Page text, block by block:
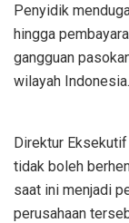
Penyidik
hingga
gangguan
wilayah Indonesia.
Direktur Eksekutif
tidak boleh
saat ini menjadi
perusahaan